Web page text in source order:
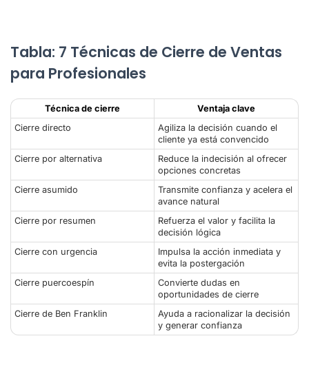
Tabla: 7 Técnicas de Cierre de Ventas
para Profesionales
Técnica de cierre
Ventaja clave
Cierre directo
Agiliza la decisión cuando el
cliente ya está convencido
Cierre por alternativa
Reduce la indecisión al ofrecer
opciones concretas
Cierre asumido
Transmite confianza y acelera el
avance natural
Cierre por resumen
Refuerza el valor y facilita la
decisión lógica
Cierre con urgencia
Impulsa la acción inmediata y
evita la postergación
Cierre puercoespín
Convierte dudas en
oportunidades de cierre
Cierre de Ben Franklin
Ayuda a racionalizar la decisión
y generar confianza